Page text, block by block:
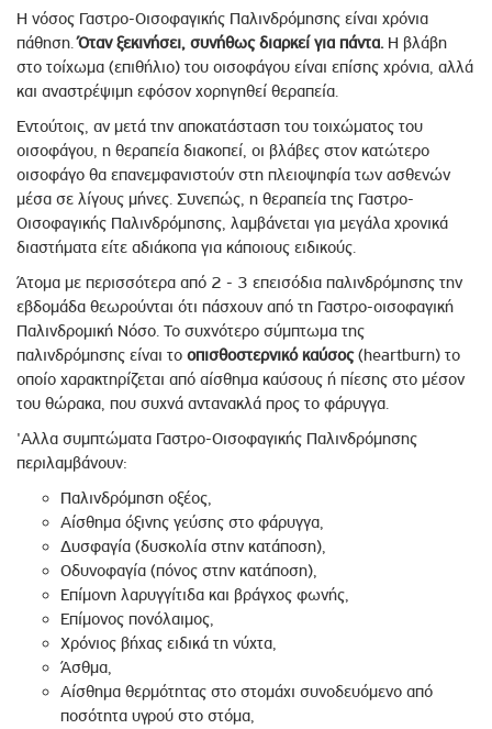
Η νόσος Γαστρο-Οισοφαγικής Παλινδρόμησης είναι χρόνια
πάθηση.Όταν ξεκινήσει, συνήθως διαρκεί για πάντα. Η βλάβη
στο τοίχωμα (επιθήλιο) του οισοφάγου είναι επίσης χρόνια, αλλά
και αναστρέψιμη εφόσον χορηγηθεί θεραπεία.
Εντούτοις, αν μετά την αποκατάσταση του τοιχώματος του
οισοφάγου, η θεραπεία διακοπεί, οι βλάβες στον κατώτερο
οισοφάγο θα επανεμφανιστούν στη πλειοψηφία των ασθενών
μέσα σε λίγους μήνες. Συνεπώς, η θεραπεία της Γαστρο-
Οισοφαγικής Παλινδρόμησης, λαμβάνεται για μεγάλα χρονικά
διαστήματα είτε αδιάκοπα για κάποιους ειδικούς.
Άτομα με περισσότερα από 2 - 3 επεισόδια παλινδρόμησης την
εβδομάδα θεωρούνται ότι πάσχουν από τη Γαστρο-οισοφαγική
Παλινδρομική Νόσο. Το συχνότερο σύμπτωμα της
παλινδρόμησης είναι το οπισθοστερνικό καύσος(heartburn) το
οποίο χαρακτηρίζεται από αίσθημα καύσους ή πίεσης στο μέσον
του θώρακα, που συχνά αντανακλά προς το φάρυγγα.
'Aλλα συμπτώματα Γαστρο-Οισοφαγικής Παλινδρόμησης
περιλαμβάνουν:
Παλινδρόμηση οξέος,
Αίσθημα όξινης γεύσης στο φάρυγγα,
Δυσφαγία (δυσκολία στην κατάποση),
Οδυνοφαγία (πόνος στην κατάποση),
Επίμονη λαρυγγίτιδα και βράγχος φωνής,
Επίμονος πονόλαιμος,
Χρόνιος βήχας ειδικά τη νύχτα,
Άσθμα,
Αίσθημα θερμότητας στο στομάχι συνοδευόμενο από
ποσότητα υγρού στο στόμα,